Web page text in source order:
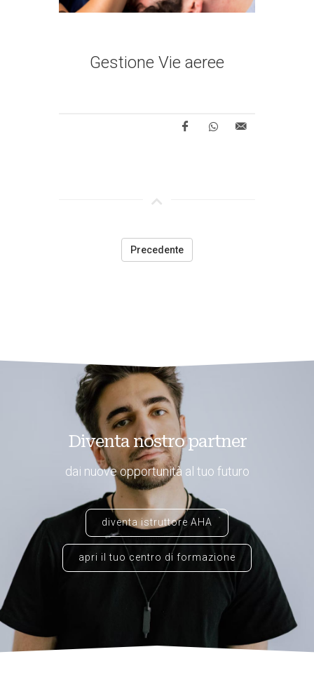
Gestione Vie aeree
Precedente
Diventa nostro partner
dai nuove opportunità al tuo futuro
diventa istruttore AHA
apri il tuo centro di formazione